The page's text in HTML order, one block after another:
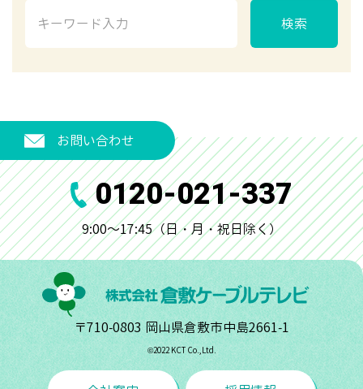
検索
お問い合わせ
0120-021-337
9:00～17:45（日・月・祝日除く）
〒710-0803 岡山県倉敷市中島2661-1
©︎2022 KCT Co.,Ltd.